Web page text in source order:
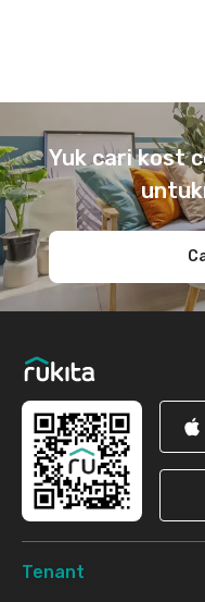
Yuk cari kost
Tenant